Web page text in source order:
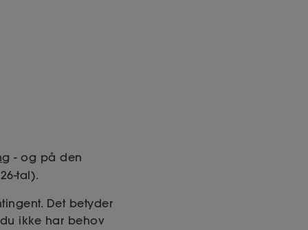
- og på den
tal).
Det betyder
ikke har behov